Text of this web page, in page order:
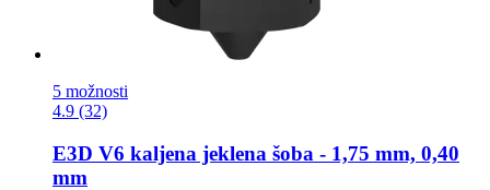
5 možnosti
4.9 (32)
E3D V6 kaljena jeklena šoba -​ 1,75 mm, 0,40
mm